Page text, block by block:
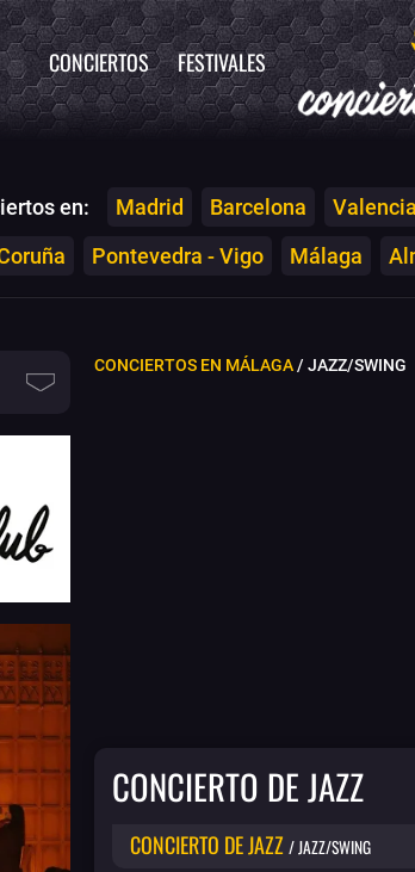
CONCIERTOS FESTIVALES
en: Madrid Barcelona Valencia
Pontevedra - Vigo Málaga
CONCIERTOS EN MÁLAGA/ JAZZ/SWING
CONCIERTO DE JAZZ
CONCIERTO DE JAZZ / JAZZ/SWING